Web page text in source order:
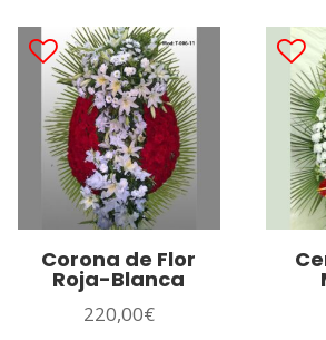
Corona de Flor
Roja-Blanca
220,00€